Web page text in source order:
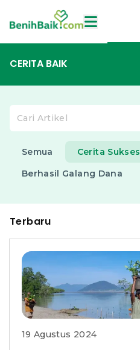
CERITA BAIK
Semua Cerita Sukses
Berhasil Galang Dana
Terbaru
19 Agustus 2024